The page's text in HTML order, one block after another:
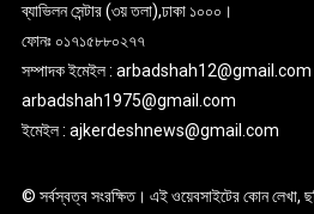
ব্যাভিলন সেন্টার (৩য় তলা),ঢাকা ১০০০।
ফোনঃ ০১৭১৫৮৮০২৭৭
সম্পাদক ইমেইল : arbadshah12@gmail.com
arbadshah1975@gmail.com
ইমেইল : ajkerdeshnews@gmail.com
© সর্বস্বত্ব সংরক্ষিত। এই ওয়েবসাইটের কোন লেখা,